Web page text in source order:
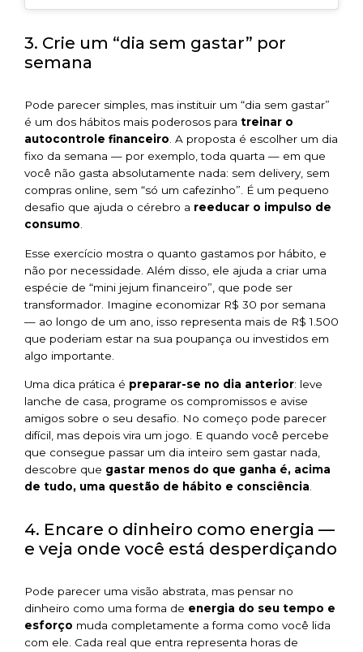
3. Crie um “dia sem gastar” por
semana
Pode parecer simples, mas instituir um “dia sem gastar”
é um dos hábitos mais poderosos para treinar o
autocontrole financeiro. A proposta é escolher um dia
fixo da semana — por exemplo, toda quarta — em que
você não gasta absolutamente nada: sem delivery, sem
compras online, sem “só um cafezinho”. É um pequeno
desafio que ajuda o cérebro a reeducar o impulso de
consumo.
Esse exercício mostra o quanto gastamos por hábito, e
não por necessidade. Além disso, ele ajuda a criar uma
espécie de “mini jejum financeiro”, que pode ser
transformador. Imagine economizar R$ 30 por semana
— ao longo de um ano, isso representa mais de R$ 1.500
que poderiam estar na sua poupança ou investidos em
algo importante.
Uma dica prática é preparar-se no dia anterior: leve
lanche de casa, programe os compromissos e avise
amigos sobre o seu desafio. No começo pode parecer
difícil, mas depois vira um jogo. E quando você percebe
que consegue passar um dia inteiro sem gastar nada,
descobre que gastar menos do que ganha é, acima
de tudo, uma questão de hábito e consciência
4. Encare o dinheiro como energia —
e veja onde você está desperdiçando
Pode parecer uma visão abstrata, mas pensar no
dinheiro como uma forma de energia do seu tempo e
esforço muda completamente a forma como você lida
com ele. Cada real que entra representa horas de